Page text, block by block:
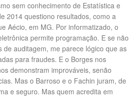
sem conhecimento de Estatística e
2014 questiono resultados, como a
Aécio, em MG. Por informatizado, o
permite programação. E se não
de auditagem, me parece lógico que as
para fraudes. E o Borges nos
demonstram improváveis, senão
Mas o Barroso e o Fachin juram, de
e seguro. Mas quem acredita em